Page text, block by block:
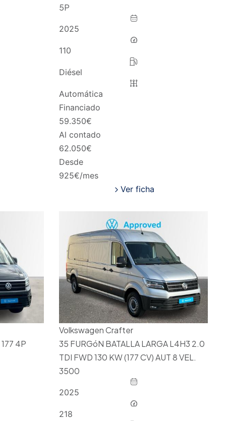
5P
2025
110
Diésel
Automática
Financiado
59.350€
Al contado
62.050€
Desde
925€/mes
Ver ficha
4P
Volkswagen Crafter
35 FURGóN BATALLA LARGA L4H3 2.0
TDI FWD 130 KW (177 CV) AUT 8 VEL.
3500
2025
218